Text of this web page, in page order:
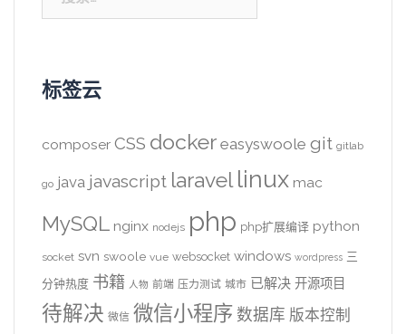
索：
标签云
composer CSS docker easyswoole git gitlab
go java javascript laravel linux mac
MySQL nginx nodejs php php扩展编译 python
socket svn swoole vue websocket windows wordpress 三
分钟热度 书籍 人物 前端 压力测试 城市 已解决 开源项目
待解决 微信 微信小程序 数据库 版本控制